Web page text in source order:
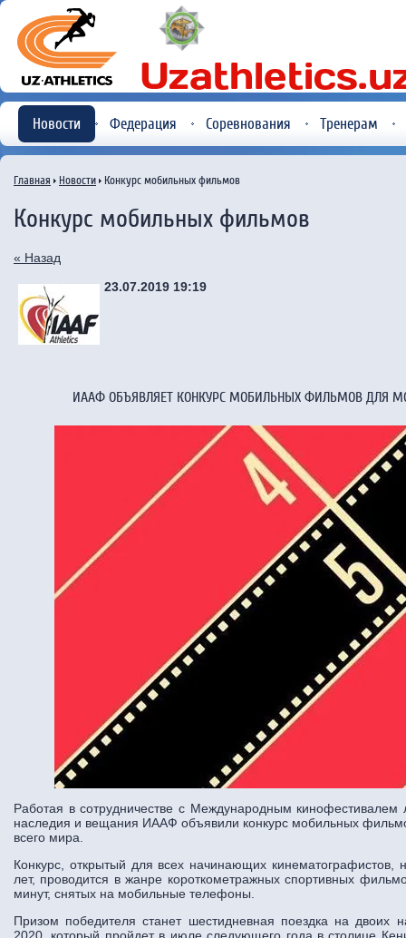
Новости Федерация Соревнования Тренерам
Главная Новости Конкурс мобильных фильмов
Конкурс мобильных фильмов
« Назад
23.07.2019 19:19
ИААФ ОБЪЯВЛЯЕТ КОНКУРС МОБИЛЬНЫХ ФИЛЬМОВ ДЛЯ
Работая в сотрудничестве с Международным кинофестивалем
наследия и вещания ИААФ объявили конкурс мобильных
всего мира.
Конкурс, открытый для всех начинающих кинематографистов,
лет, проводится в жанре короткометражных спортивных
минут, снятых на мобильные телефоны.
Призом победителя станет шестидневная поездка на